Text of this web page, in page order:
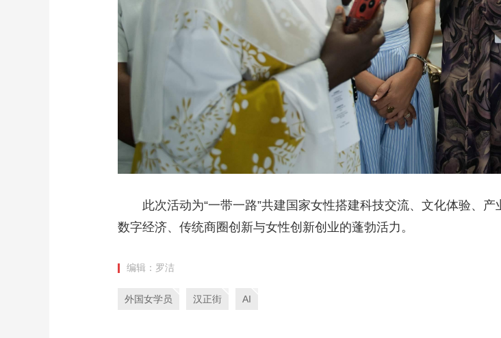
此次活动为“一带一路”共建国家女性搭建科技交流、文化体验、
数字经济、传统商圈创新与女性创新创业的蓬勃活力。
编辑：罗洁
外国女学员 汉正街 AI